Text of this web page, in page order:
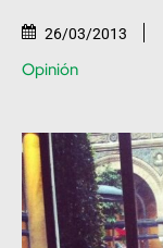
26/03/2013
Opinión